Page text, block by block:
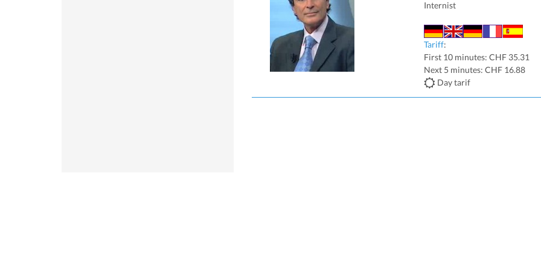
Internist
Tariff:
First 10 minutes: CHF 35.31
Next 5 minutes: CHF 16.88
Day tarif